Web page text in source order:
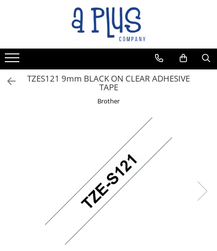
TZES121 9mm BLACK ON CLEAR ADHESIVE
TAPE
Brother